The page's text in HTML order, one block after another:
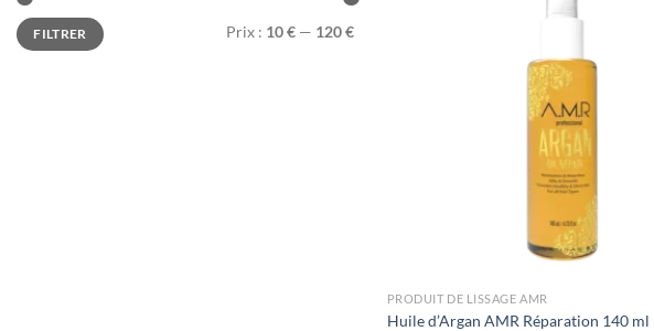
Prix
min
Prix
maxFILTRER Prix : 10 € — 120 €
PRODUIT DE LISSAGE AMR
Huile d’Argan AMR Réparation 140 ml